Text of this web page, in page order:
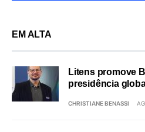
EM ALTA
Litens promove
presidência
CHRISTIANE BENASSI